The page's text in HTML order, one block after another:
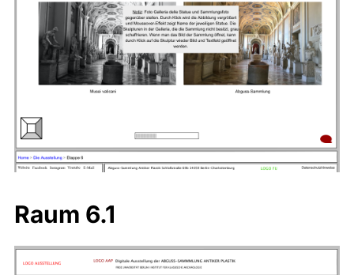
Raum 6.1